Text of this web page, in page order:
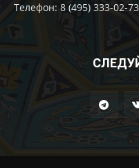
Телефон: 8 (495) 333-02-73